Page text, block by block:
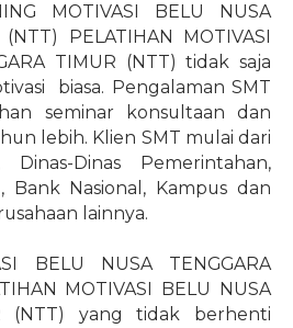
MOTIVASI BELU NUSA
PELATIHAN MOTIVASI
TIMUR (NTT) tidak saja
biasa. Pengalaman SMT
seminar konsultaan dan
lebih. Klien SMT mulai dari
Dinas-Dinas Pemerintahan,
Bank Nasional, Kampus dan
lainnya.
BELU NUSA TENGGARA
MOTIVASI BELU NUSA
(NTT) yang tidak berhenti